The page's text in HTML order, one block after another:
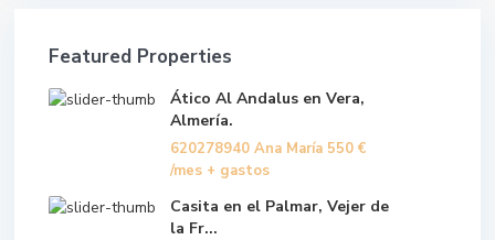
Featured Properties
Ático Al Andalus en Vera,
Almería.
620278940 Ana María 550 €
/mes + gastos
Casita en el Palmar, Vejer de
la Fr...